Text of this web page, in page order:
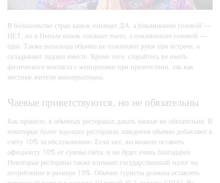
В большинстве стран кивок означает ДА, а покачивание головой —
НЕТ, но в Непале кивок означает «нет», а покачивание головой —
«да». Также непальцы обычно не пожимают руки при встрече, а
складывают ладони вместе. Кроме того, старайтесь не иметь
физического контакта с женщинами при приветствии, так как
местные жители консервативны.
Чаевые приветствуются, но не обязательны
Как правило, в обычных ресторанах давать чаевые не обязательно. В
некоторых более хороших ресторанах заведения обычно добавляют к
счёту 10% за обслуживание. Если нет, вы можете оставить
официанту 10% от суммы счёта, и он будет очень благодарен.
Некоторые рестораны также взимают государственный налог на
потребление в размере 13%. Обычно туристы должны оставлять